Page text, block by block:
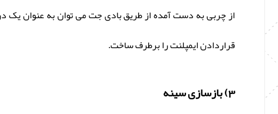
از چربی به دست آمده از طریق بادی جت می توان به عنوان یک
قراردادن ایمپلنت را برطرف ساخت.
3) بازسازی سینه